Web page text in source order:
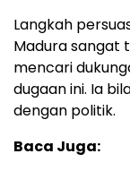
Langkah
Madura sangat
mencari
dugaan ini. Ia
dengan politik.
Baca Juga: